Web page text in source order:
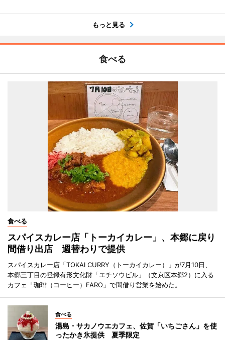
もっと見る
食べる
食べる
スパイスカレー店「トーカイカレー」、本郷に戻り
間借り出店 週替わりで提供
スパイスカレー店「TOKAI CURRY（トーカイカレー）」が7月10日、
本郷三丁目の登録有形文化財「エチソウビル」（文京区本郷2）に入る
カフェ「珈琲（コーヒー）FARO」で間借り営業を始めた。
食べる
湯島・サカノウエカフェ、佐賀「いちごさん」を使
ったかき氷提供 夏季限定